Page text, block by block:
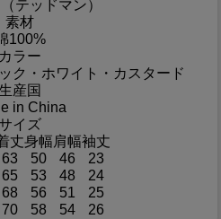
テッドマン）
素材
100%
カラー
ク・ホワイト・カスタード
産国
in China
イズ
丈身幅肩幅袖丈
63 50 46
23
65 53 48
24
68 56 51
25
70 58 54 26